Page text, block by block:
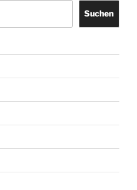
Suchen